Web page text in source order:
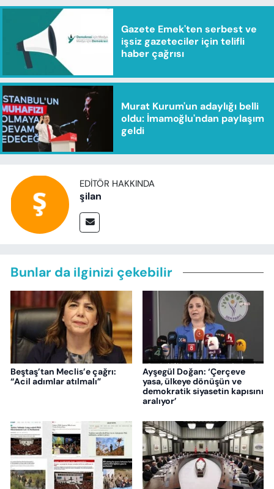
Gazete Emek'ten serbest ve
işsiz gazeteciler için telifli
haber çağrısı
Murat Kurum'un adaylığı belli
oldu: İmamoğlu'ndan paylaşım
geldi
EDITÖR HAKKINDA
şilan
Bunlar da ilginizi çekebilir
Beştaş’tan Meclis’e çağrı:
“Acil adımlar atılmalı”
Ayşegül Doğan: ‘Çerçeve
yasa, ülkeye dönüşün ve
demokratik siyasetin kapısını
aralıyor’